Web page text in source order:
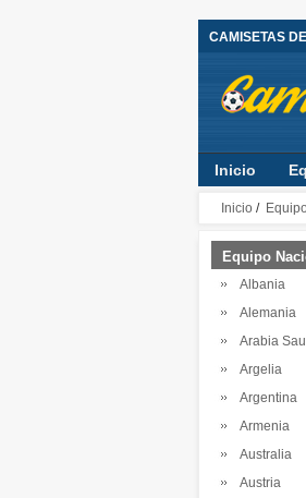
CAMISETAS
Inicio
Inicio /
Equipo
Albania
Alemania
Arabia
Argelia
Argentina
Armenia
Australia
Austria